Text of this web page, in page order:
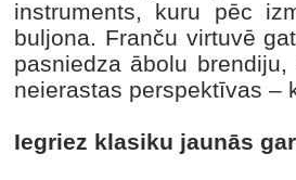
instruments, kuru pēc
buljona. Franču virtuvē
pasniedza ābolu
neierastas perspektīvas –
Iegriez klasiku jaunās